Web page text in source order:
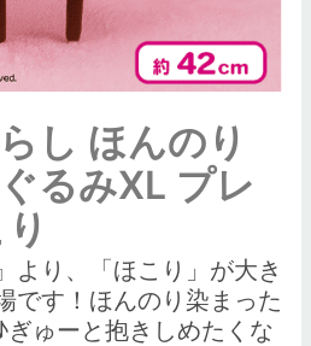
し ほんのり
るみXL プレ
より、「ほこり」が大き
です！ほんのり染まった
ゅーと抱きしめたくな